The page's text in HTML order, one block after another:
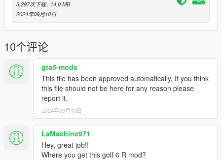
3,297次下载 , 14.0 MB
2024年09月10日
10个评论
gta5-mods
This file has been approved automatically. If you think
this file should not be here for any reason please
report it.
2024年09月10日
LaMachine971
Hey, great job!!
Where you get this golf 6 R mod?